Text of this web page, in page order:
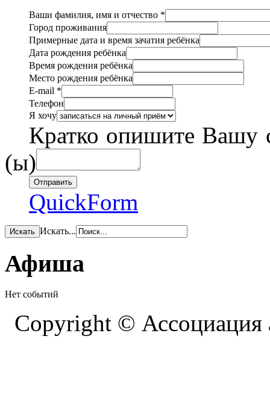
Ваши фамилия, имя и отчество *
Город проживания
Примерные дата и время зачатия ребёнка
Дата рождения ребёнка
Время рождения ребёнка
Место рождения ребёнка
E-mail *
Телефон
Я хочу
Кратко опишите Вашу
(ы)
QuickForm
Искать...
Афиша
Нет событий
Copyright © Ассоциация